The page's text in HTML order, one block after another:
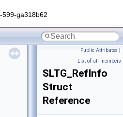
599-ga318b62
Public Attributes |
List of all members
SLTG_RefInfo
Struct
Reference